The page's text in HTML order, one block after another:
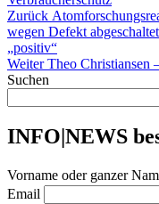
Zurück Vorheriger
Beitrag:
wegen Defekt
„positiv“
Weiter Nächster
Beitrag:
Theo Christiansen
Suchen
INFO|NEWS
Vorname oder ganzer
Email